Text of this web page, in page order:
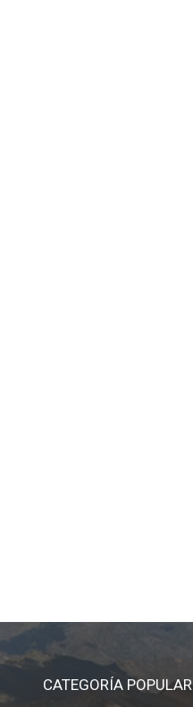
CATEGORÍA POPULAR